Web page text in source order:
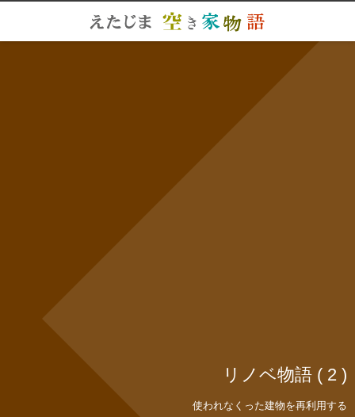
リノベ物語 ( 2 )
使われなくった建物を再利用する